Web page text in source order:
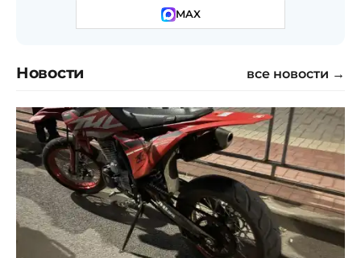
MAX
Новости все новости →